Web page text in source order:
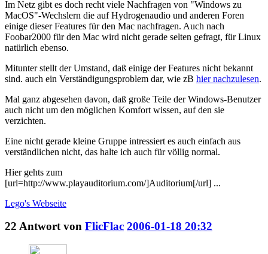
Im Netz gibt es doch recht viele Nachfragen von "Windows zu
MacOS"-Wechslern die auf Hydrogenaudio und anderen Foren
einige dieser Features für den Mac nachfragen. Auch nach
Foobar2000 für den Mac wird nicht gerade selten gefragt, für Linux
natürlich ebenso.
Mitunter stellt der Umstand, daß einige der Features nicht bekannt
sind. auch ein Verständigungsproblem dar, wie zB hier nachzulesen.
Mal ganz abgesehen davon, daß große Teile der Windows-Benutzer
auch nicht um den möglichen Komfort wissen, auf den sie
verzichten.
Eine nicht gerade kleine Gruppe intressiert es auch einfach aus
verständlichen nicht, das halte ich auch für völlig normal.
Hier gehts zum
[url=http://www.playauditorium.com/]Auditorium[/url] ...
Lego's Webseite
22 Antwort von FlicFlac 2006-01-18 20:32